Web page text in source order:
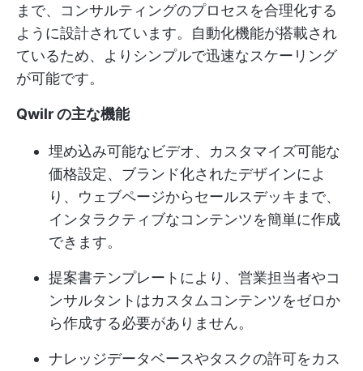
まで、コンサルティングのプロセスを合理化する
ように設計されています。自動化機能が搭載され
ているため、よりシンプルで迅速なスケーリング
が可能です。
Qwilr の主な機能
埋め込み可能なビデオ、カスタマイズ可能な
価格設定、ブランド化されたデザインによ
り、ウェブページからセールスデッキまで、
インタラクティブなコンテンツを簡単に作成
できます。
提案書テンプレートにより、営業担当者やコ
ンサルタントはカスタムコンテンツをゼロか
ら作成する必要がありません。
ナレッジデータベースやタスクの許可をカス